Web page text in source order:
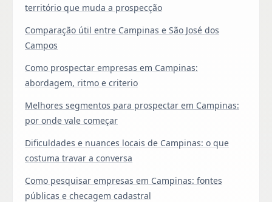
território que muda a prospecção
Comparação útil entre Campinas e São José dos
Campos
Como prospectar empresas em Campinas:
abordagem, ritmo e criterio
Melhores segmentos para prospectar em Campinas:
por onde vale começar
Dificuldades e nuances locais de Campinas: o que
costuma travar a conversa
Como pesquisar empresas em Campinas: fontes
públicas e checagem cadastral